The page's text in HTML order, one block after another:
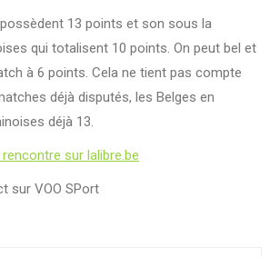
13 points et son sous la
qui totalisent 10 points. On peut bel et
à 6 points. Cela ne tient pas compte
déjà disputés, les Belges en
déjà 13.
sur lalibre.be
sur VOO SPort